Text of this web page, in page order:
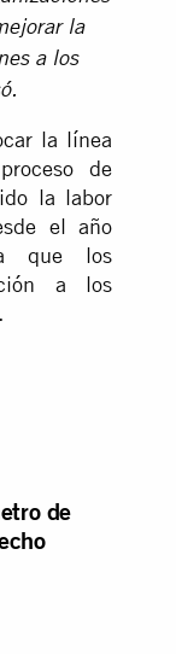
la
a los
la línea
de
la labor
el año
que los
a los
de